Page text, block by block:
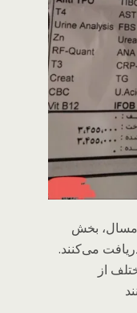
امسال، بخش
می‌کنند.
از